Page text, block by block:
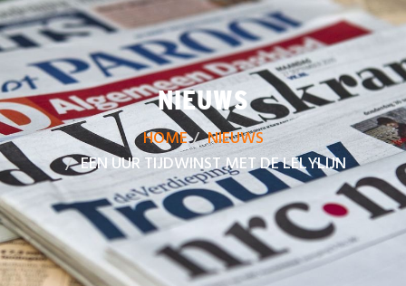
NIEUWS
HOME
NIEUWS
EEN UUR TIJDWINST MET DE LELYLIJN